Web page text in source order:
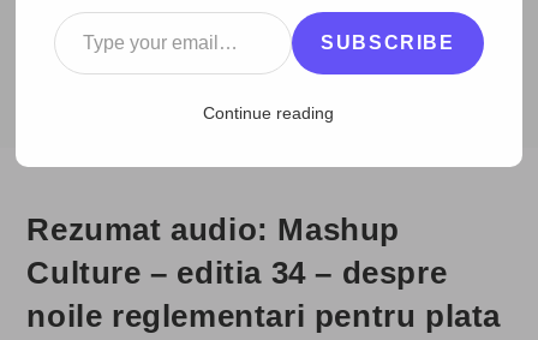
BLOG
2010 > September > 7 > Radio > Rezumat audio: Mashup
Rezumat audio: Mashup
Culture – editia 34 – despre
noile reglementari pentru plata
Type your email…
SUBSCRIBE
Continue reading